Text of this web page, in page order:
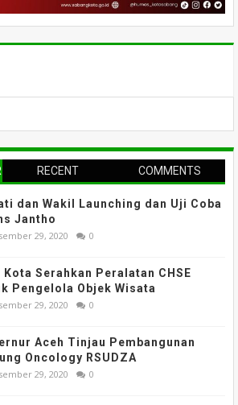
RECENT COMMENTS
dan Wakil Launching dan Uji Coba
Jantho
29, 2020 0
Kota Serahkan Peralatan CHSE
Pengelola Objek Wisata
29, 2020 0
Aceh Tinjau Pembangunan
Oncology RSUDZA
29, 2020 0